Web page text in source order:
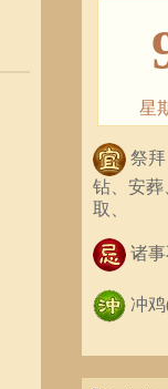
星
祭
钻、安葬
取、
诸
冲